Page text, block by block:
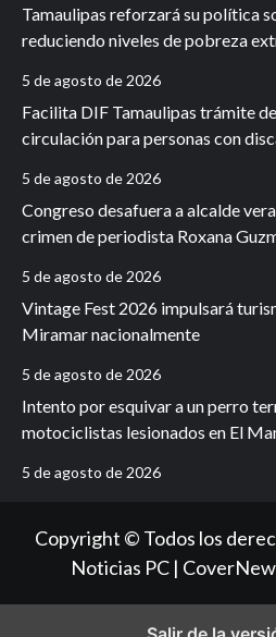
Tamaulipas reforzará su política
reduciendo niveles de pobreza
5 de agosto de 2026
Facilita DIF Tamaulipas trámite
circulación para personas con
5 de agosto de 2026
Congreso desafuera a alcalde
crimen de periodista Roxana
5 de agosto de 2026
Vintage Fest 2026 impulsará
Miramar nacionalmente
5 de agosto de 2026
Intento por esquivar a un perro
motociclistas lesionados en El
5 de agosto de 2026
Copyright © Todos los
Noticias PC |